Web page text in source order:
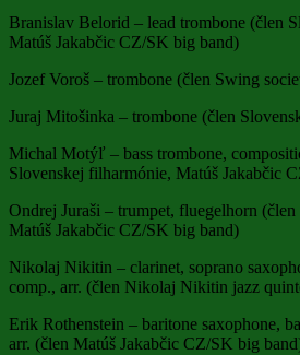
Branislav Belorid – lead trombone (člen
Matúš Jakabčic CZ/SK big band)
Jozef Voroš – trombone (člen Swing
Juraj Mitošinka – trombone (člen
Michal Motýľ – bass trombone,
Slovenskej filharmónie, Matúš Jakabčic
Ondrej Juraši – trumpet, fluegelhorn
Matúš Jakabčic CZ/SK big band)
Nikolaj Nikitin – clarinet, soprano
comp., arr. (člen Nikolaj Nikitin jazz
Erik Rothenstein – baritone saxophone,
arr. (člen Matúš Jakabčic CZ/SK big